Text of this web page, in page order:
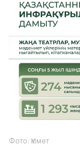
Фото: Үкімет